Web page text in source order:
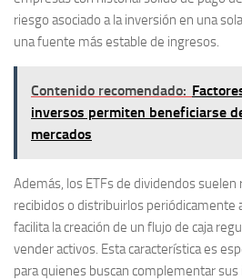
riesgo asociado a la inversión en una
una fuente más estable de ingresos.
Contenido recomendado:
inversos permiten beneficiarse
mercados
Además, los ETFs de dividendos
recibidos o distribuirlos periódicamente
facilita la creación de un flujo de caja
vender activos. Esta característica es
para quienes buscan complementar